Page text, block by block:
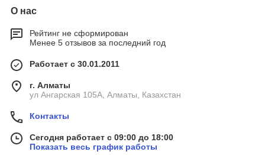
О нас
Рейтинг не сформирован
Менее 5 отзывов за последний год
Работает с 30.01.2011
г. Алматы
ул Ангарская 105А, Алматы, Казахстан
Контакты
Сегодня работает с 09:00 до 18:00
Показать весь график работы